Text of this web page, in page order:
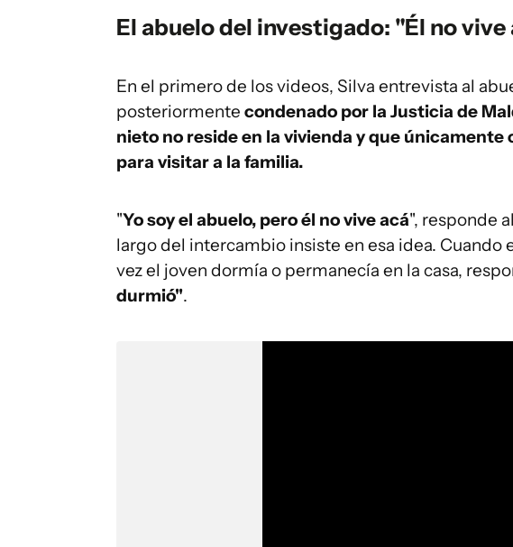
El abuelo del investigado: "Él no vive
En el primero de los videos, Silva entrevista al
posteriormente condenado por la Justicia de
nieto no reside en la vivienda y que
para visitar a la familia.
"Yo soy el abuelo, pero él no vive acá", responde
largo del intercambio insiste en esa idea. Cuando
vez el joven dormía o permanecía en la casa,
durmió".